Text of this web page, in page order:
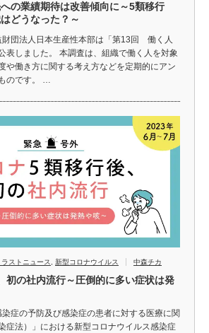
の業績期待は改善傾向に～5類移行
どうなった？～
団法人日本生産性本部は「第13回 働く人
表しました。 本調査は、組織で働く人を対象
や働き方に関する考え方などを定期的にアン
のです。 …
ラストニュース, 新型コロナウイルス 中森チカ
初の社内流行～圧倒的に多い症状は発
症の予防及び感染症の患者に対する医療に関
症法）」における新型コロナウイルス感染症